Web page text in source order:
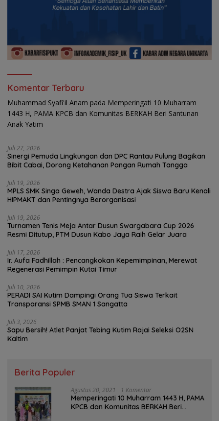
Komentar Terbaru
Muhammad Syafi'il Anam pada Memperingati 10 Muharram
1443 H, PAMA KPCB dan Komunitas BERKAH Beri Santunan
Anak Yatim
Juli 27, 2026
Sinergi Pemuda Lingkungan dan DPC Rantau Pulung Bagikan
Bibit Cabai, Dorong Ketahanan Pangan Rumah Tangga
Juli 19, 2026
MPLS SMK Singa Geweh, Wanda Destra Ajak Siswa Baru Kenali
HIPMAKT dan Pentingnya Berorganisasi
Juli 19, 2026
Turnamen Tenis Meja Antar Dusun Swargabara Cup 2026
Resmi Ditutup, PTM Dusun Kabo Jaya Raih Gelar Juara
Juli 17, 2026
Ir. Aufa Fadhillah : Pencangkokan Kepemimpinan, Merewat
Regenerasi Pemimpin Kutai Timur
Juli 10, 2026
PERADI SAI Kutim Dampingi Orang Tua Siswa Terkait
Transparansi SPMB SMAN 1 Sangatta
Juli 3, 2026
Sapu Bersih! Atlet Panjat Tebing Kutim Rajai Seleksi O2SN
Kaltim
Berita Populer
Agustus 20, 2021 1 Komentar
Memperingati 10 Muharram 1443 H, PAMA
KPCB dan Komunitas BERKAH Beri